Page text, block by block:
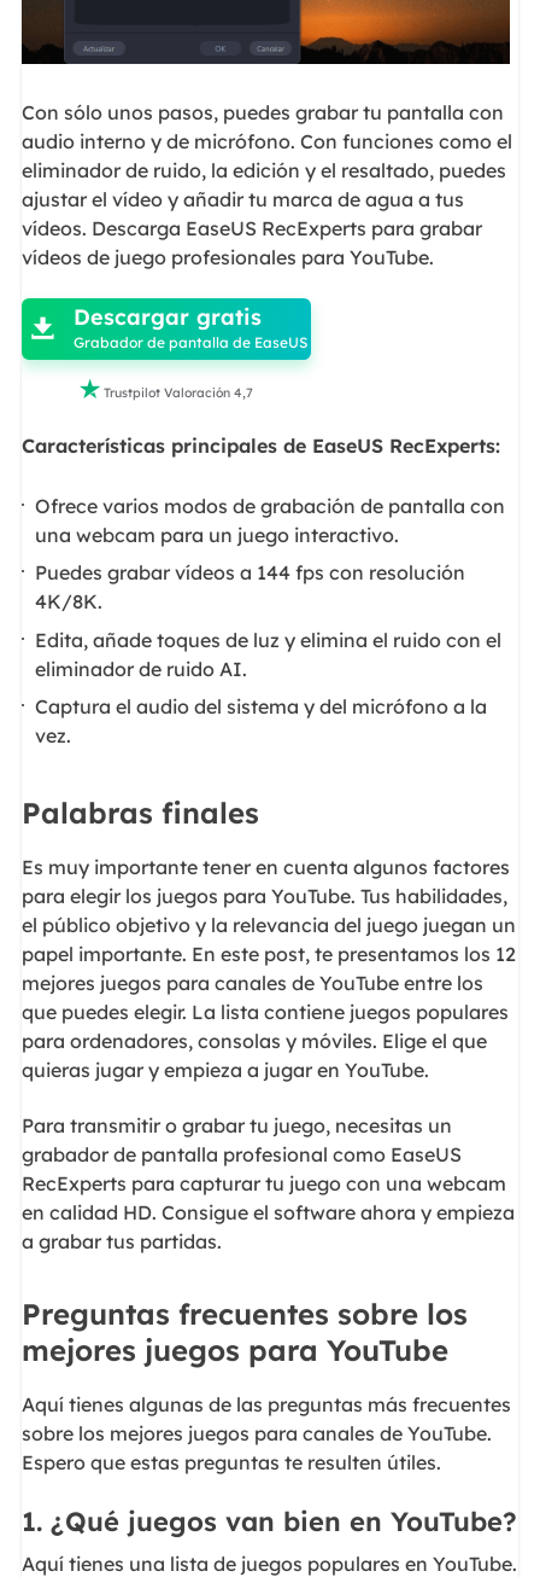
Con sólo unos pasos, puedes grabar tu pantalla con
audio interno y de micrófono. Con funciones como el
eliminador de ruido, la edición y el resaltado, puedes
ajustar el vídeo y añadir tu marca de agua a tus
vídeos. Descarga EaseUS RecExperts para grabar
vídeos de juego profesionales para YouTube.

 Descargar gratis
Grabador de pantalla de EaseUS
 Trustpilot Valoración 4,7
Características principales de EaseUS RecExperts:
Ofrece varios modos de grabación de pantalla con
una webcam para un juego interactivo.
Puedes grabar vídeos a 144 fps con resolución
4K/8K.
Edita, añade toques de luz y elimina el ruido con el
eliminador de ruido AI.
Captura el audio del sistema y del micrófono a la
vez.
Palabras finales
Es muy importante tener en cuenta algunos factores
para elegir los juegos para YouTube. Tus habilidades,
el público objetivo y la relevancia del juego juegan un
papel importante. En este post, te presentamos los 12
mejores juegos para canales de YouTube entre los
que puedes elegir. La lista contiene juegos populares
para ordenadores, consolas y móviles. Elige el que
quieras jugar y empieza a jugar en YouTube.
Para transmitir o grabar tu juego, necesitas un
grabador de pantalla profesional como EaseUS
RecExperts para capturar tu juego con una webcam
en calidad HD. Consigue el software ahora y empieza
a grabar tus partidas.
Preguntas frecuentes sobre los
mejores juegos para YouTube
Aquí tienes algunas de las preguntas más frecuentes
sobre los mejores juegos para canales de YouTube.
Espero que estas preguntas te resulten útiles.
1. ¿Qué juegos van bien en YouTube?
Aquí tienes una lista de juegos populares en YouTube.